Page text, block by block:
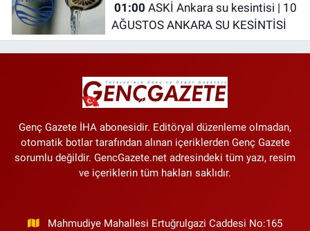
01:00
AĞUSTOS ANKARA SU KESİNTİSİ
Genç Gazete İHA abonesidir. Editöryal düzenleme olmadan,
otomatik botlar tarafından alınan içeriklerden Genç Gazete
sorumlu değildir. GencGazete.net adresindeki tüm yazı, resim
ve içeriklerin tüm hakları saklıdır.
Mahmudiye Mahallesi Ertuğrulgazi Caddesi No:165